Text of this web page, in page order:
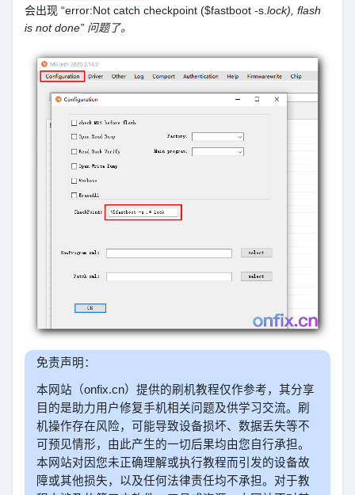
会出现 “error:Not catch checkpoint ($fastboot -s. lock), flash
is not done” 问题了。
免责声明：
本网站（onfix.cn）提供的刷机教程仅作参考，其分享
目的是助力用户修复手机相关问题及供学习交流。刷
机操作存在风险，可能导致设备损坏、数据丢失等不
可预见情形，由此产生的一切后果均由您自行承担。
本网站对因您未正确理解或执行教程而引发的设备故
障或其他损失，以及任何法律责任均不承担。对于教